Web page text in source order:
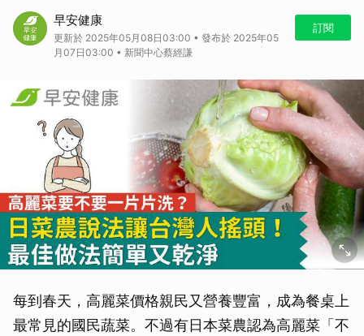
早安健康
更新於 2025年05月08日03:00 • 發布於 2025年05
月07日03:00 • 新聞中心蔡經謙
訂閱
每到春天，高麗菜價格親民又營養豐富，成為餐桌上
最常見的國民蔬菜。不過有日本菜農認為高麗菜「不